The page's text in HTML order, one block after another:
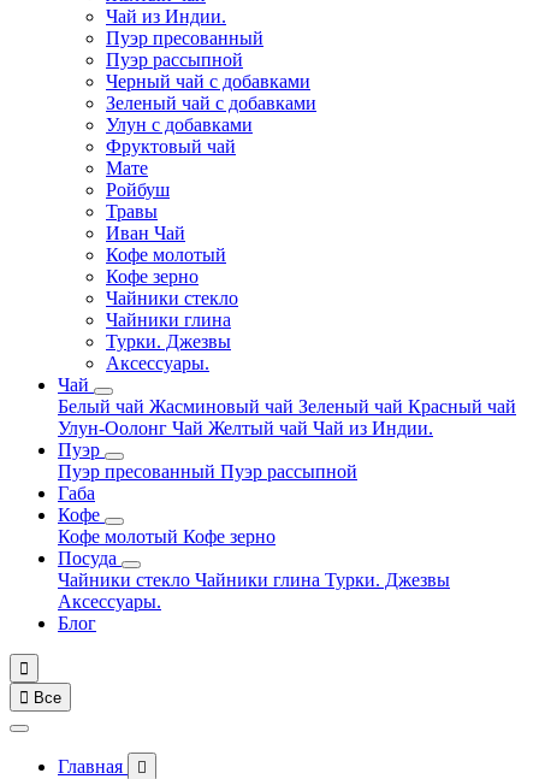
Чай из Индии.
Пуэр пресованный
Пуэр рассыпной
Черный чай с добавками
Зеленый чай с добавками
Улун с добавками
Фруктовый чай
Мате
Ройбуш
Травы
Иван Чай
Кофе молотый
Кофе зерно
Чайники стекло
Чайники глина
Турки. Джезвы
Аксессуары.
Чай
Белый чай Жасминовый чай Зеленый чай Красный чай
Улун-Оолонг Чай Желтый чай Чай из Индии.
Пуэр
Пуэр пресованный Пуэр рассыпной
Габа
Кофе
Кофе молотый Кофе зерно
Посуда
Чайники стекло Чайники глина Турки. Джезвы
Аксессуары.
Блог

 Все
Главная 